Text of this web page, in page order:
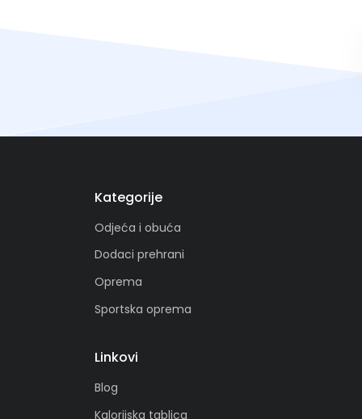
Kategorije
Odjeća i obuća
Dodaci prehrani
Oprema
Sportska oprema
Linkovi
Blog
Kalorijska tablica